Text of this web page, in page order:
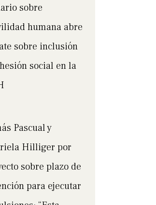
sobre
humana abre
sobre inclusión
social en la
Pascual y
Hilliger por
sobre plazo de
para ejecutar